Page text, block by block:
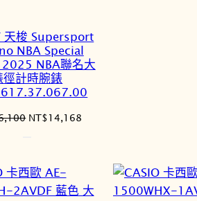
天梭 Supersport
NBA Special
NBA聯名大
徑計時腕錶
原
NT$16,100。
NT$14,168
NT$14,168。